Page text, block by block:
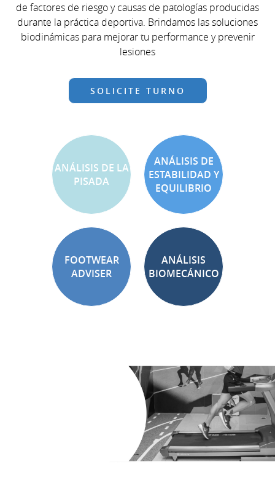
de factores de riesgo y causas de patologías producidas
durante la práctica deportiva. Brindamos las soluciones
biodinámicas para mejorar tu performance y prevenir
lesiones
SOLICITE TURNO
ANÁLISIS DE LA
PISADA
ANÁLISIS DE
ESTABILIDAD Y
EQUILIBRIO
FOOTWEAR
ADVISER
ANÁLISIS
BIOMECÁNICO